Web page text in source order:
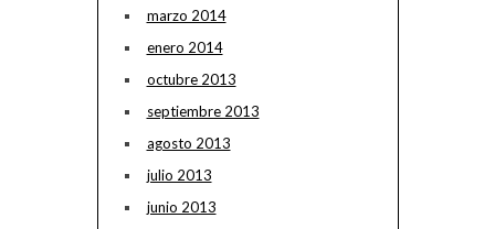
marzo 2014
enero 2014
octubre 2013
septiembre 2013
agosto 2013
julio 2013
junio 2013